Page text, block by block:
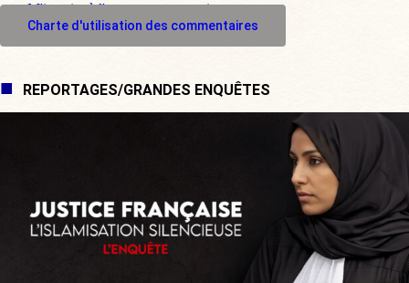
M'inscrire à l'espace commentaire
Charte d'utilisation des commentaires
REPORTAGES/GRANDES ENQUÊTES